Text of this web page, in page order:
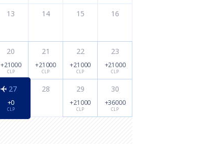
13 14 15 16
20
+21000
CLP
21
+21000
CLP
22
+21000
CLP
23
+21000
CLP
27
+0
CLP
28 29
+21000
CLP
30
+36000
CLP